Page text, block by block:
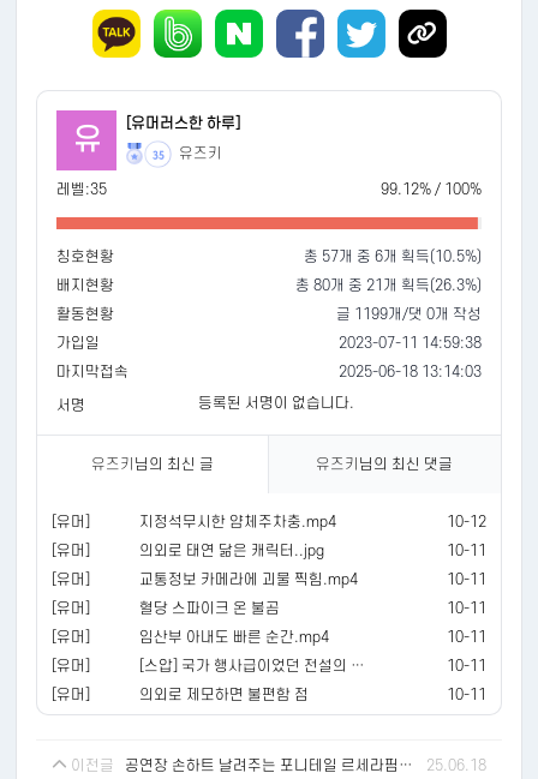
유
[유머러스한 하루]
35 유즈키
레벨:35 99.12% / 100%
칭호현황
총 57개 중 6개 획득(10.5%)
배지현황
총 80개 중 21개 획득(26.3%)
활동현황
글 1199개/댓 0개 작성
가입일
2023-07-11 14:59:38
마지막접속
2025-06-18 13:14:03
서명
등록된 서명이 없습니다.
유즈키 님의 최신 글 유즈키 님의 최신 댓글
[유머] 지정석무시한 얌체주차충.mp4
10-12
[유머]
의외로 태연 닮은 캐릭터..jpg
10-11
[유머]
교통정보 카메라에 괴물 찍힘.mp4
10-11
[유머]
혈당 스파이크 온 불곰
10-11
[유머]
임산부 아내도 빠른 순간.mp4
10-11
[유머]
[스압] 국가 행사급이었던 전설의 영화 시사회
10-11
[유머]
의외로 제모하면 불편함 점 10-11
이전글 공연장 손하트 날려주는 포니테일 르세라핌 카즈하 25.06.18